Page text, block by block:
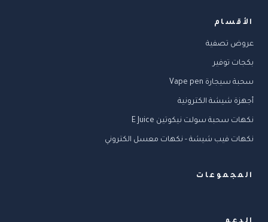
الأقسام
عروض تصفية
بكجات توفير
سحبة سيجارة Vape pen
أجهزة شيشة الكترونية
نكهات سحبة سولت نيكوتين E Juice
نكهات فيب شيشة - نكهات معسل الكتروني
المجموعات